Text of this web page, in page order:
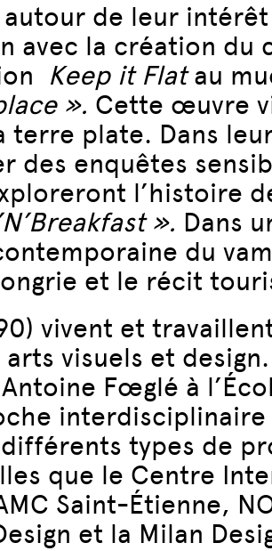
de leur
avec la création
Keep it Flatau
». Cette œuvre
plate. Dans
enquêtes
l’histoire
». Dans
du
et le récit
vivent et
visuels et
Fœglé à
types de
que le Centre
Saint-Étienne,
et la Milan